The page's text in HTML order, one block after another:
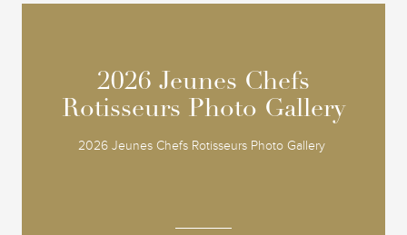
2026 Jeunes Chefs
Rotisseurs Photo Gallery
2026 Jeunes Chefs Rotisseurs Photo Gallery
2026 Jeunes Chefs
Rotisseurs Photo Gallery